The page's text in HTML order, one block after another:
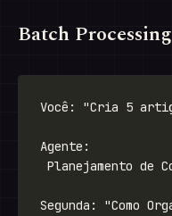
Batch Processing